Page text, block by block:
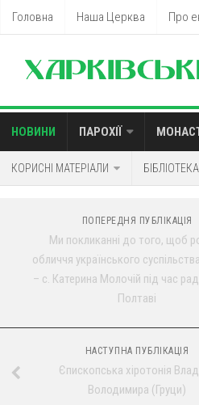
Головна Наша Церква Про
НОВИНИ ПАРОХІЇ
КОРИСНІ МАТЕРІАЛИ БІБЛІОТЕКА
ПОПЕРЕДНЯ ПУБЛІКАЦІЯ
Ми покликанні до того, щоб
обличчя українського
– с. Катерина Молочій під час
Полтаві
НАСТУПНА ПУБЛІКАЦІЯ
Єпископська хіротонія
Володимира (Груци)